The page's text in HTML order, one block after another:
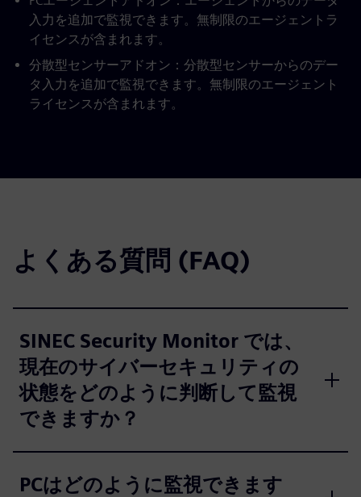
入力を追加で監視できます。無制限のエージェントラ
イセンスが含まれます。
分散型センサーアドオン：分散型センサーからのデー
タ入力を追加で監視できます。無制限のエージェント
ライセンスが含まれます。
よくある質問 (FAQ)
SINEC Security Monitor では、
現在のサイバーセキュリティの
状態をどのように判断して監視
できますか？
PCはどのように監視できます